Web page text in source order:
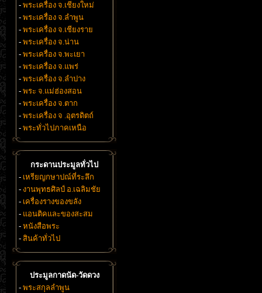
- พระเครื่อง จ.เชียงใหม่
- พระเครื่อง จ.ลำพูน
- พระเครื่อง จ.เชียงราย
- พระเครื่อง จ.น่าน
- พระเครื่อง จ.พะเยา
- พระเครื่อง จ.แพร่
- พระเครื่อง จ.ลำปาง
- พระ จ.แม่ฮ่องสอน
- พระเครื่อง จ.ตาก
- พระเครื่อง จ .อุตรดิตถ์
- พระทั่วไปภาคเหนือ
กระดานประมูลทั่วไป
- เหรียญกษาปณ์ที่ระลึก
- งานพุทธศิลป์ อ.เฉลิมชัย
- เครื่องรางของขลัง
- แอนติคและของสะสม
- หนังสือพระ
- สินค้าทั่วไป
ประมูลกาดนัด-วัดดวง
- พระสกุลลำพูน